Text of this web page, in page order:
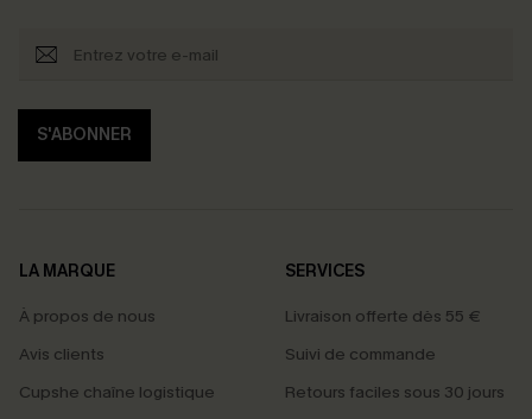
S'ABONNER
LA MARQUE
À propos de nous
Avis clients
Cupshe chaîne logistique
SERVICES
Livraison offerte dès 55 €
Suivi de commande
Retours faciles sous 30 jours